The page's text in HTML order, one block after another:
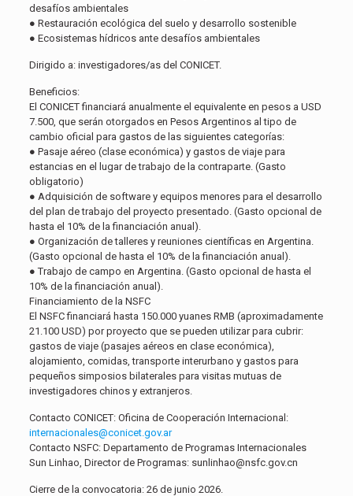
desafíos ambientales
● Restauración ecológica del suelo y desarrollo sostenible
● Ecosistemas hídricos ante desafíos ambientales
Dirigido a:investigadores/as del CONICET.
Beneficios:
El CONICET financiará anualmente el equivalente en pesos a USD
7.500, que serán otorgados en Pesos Argentinos al tipo de
cambio oficial para gastos de las siguientes categorías:
● Pasaje aéreo (clase económica) y gastos de viaje para
estancias en el lugar de trabajo de la contraparte. (Gasto
obligatorio)
● Adquisición de software y equipos menores para el desarrollo
del plan de trabajo del proyecto presentado. (Gasto opcional de
hasta el 10% de la financiación anual).
● Organización de talleres y reuniones científicas en Argentina.
(Gasto opcional de hasta el 10% de la financiación anual).
● Trabajo de campo en Argentina. (Gasto opcional de hasta el
10% de la financiación anual).
Financiamiento de la NSFC
El NSFC financiará hasta 150.000 yuanes RMB (aproximadamente
21.100 USD) por proyecto que se pueden utilizar para cubrir:
gastos de viaje (pasajes aéreos en clase económica),
alojamiento, comidas, transporte interurbano y gastos para
pequeños simposios bilaterales para visitas mutuas de
investigadores chinos y extranjeros.
Contacto CONICET:Oficina de Cooperación Internacional:
internacionales@conicet.gov.ar
Contacto NSFC:Departamento de Programas Internacionales
Sun Linhao, Director de Programas: sunlinhao@nsfc.gov.cn
Cierre de la convocatoria:26 de junio 2026.